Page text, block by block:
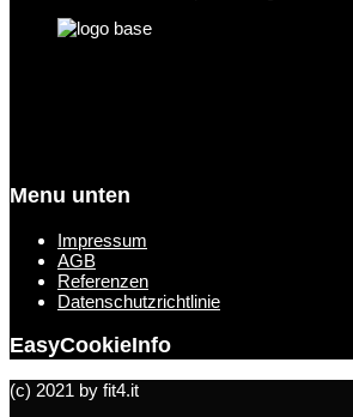
Menu unten
Impressum
AGB
Referenzen
Datenschutzrichtlinie
EasyCookieInfo
(c) 2021 by fit4.it